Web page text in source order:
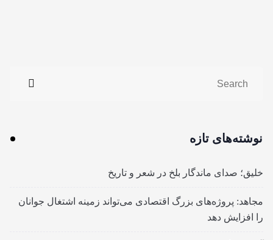
نوشته‌های تازه
خلیق؛ صدای ماندگار بلخ در شعر و تاریخ
مجاهد: پروژه‌های بزرگ اقتصادی می‌تواند زمینه اشتغال جوانان
را افزایش دهد